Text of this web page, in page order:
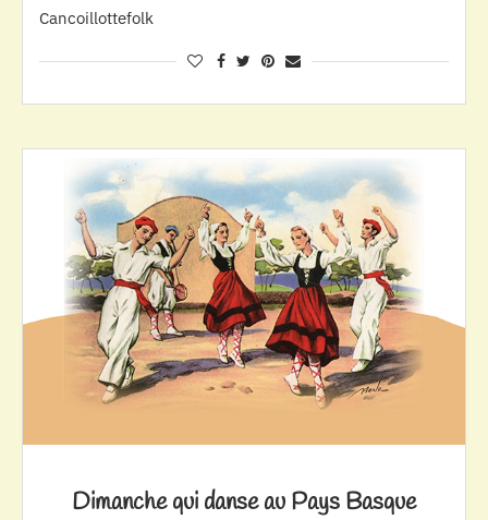
Cancoillottefolk
Dimanche qui danse au Pays Basque